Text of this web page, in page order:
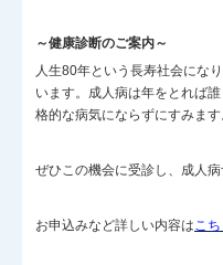
～健康診断のご案内～
人生80年という長寿社会にな
います。成人病は年をとれば
格的な病気にならずにすみます
ぜひこの機会に受診し、成人病
お申込みなど詳しい内容はこ